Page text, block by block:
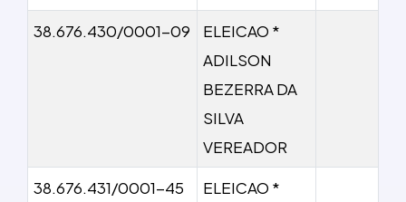
38.676.430/0001-09
ELEICAO *
ADILSON
BEZERRA DA
SILVA
VEREADOR
38.676.431/0001-45
ELEICAO *